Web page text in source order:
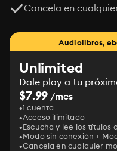
Cancela en
Audiolibros,
Unlimited
Dale play a tu
$7.99 /mes
1 cuenta
Acceso ilimitado
Escucha y lee los títulos
Modo sin conexión +
Cancela en cualquier